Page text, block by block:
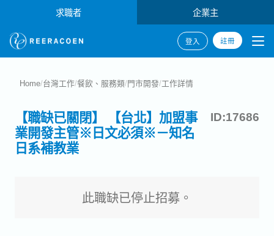
求職者 企業主
登入 註冊
Home/台灣工作/餐飲、服務類/門市開發/工作詳情
【職缺已關閉】 【台北】加盟事
業開發主管※日文必須※－知名
日系補教業
ID:17686
此職缺已停止招募。